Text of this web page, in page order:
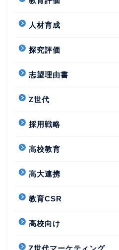
人材育成
探究評価
志望理由書
Z世代
採用戦略
高校教育
高大連携
教育CSR
高校向け
Z世代マーケティング